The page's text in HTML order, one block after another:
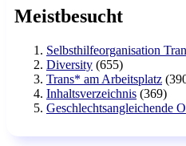
Meistbesucht
Selbsthilfeorganisation
Diversity (655)
Trans* am Arbeitsplatz
Inhaltsverzeichnis (369)
Geschlechtsangleichende